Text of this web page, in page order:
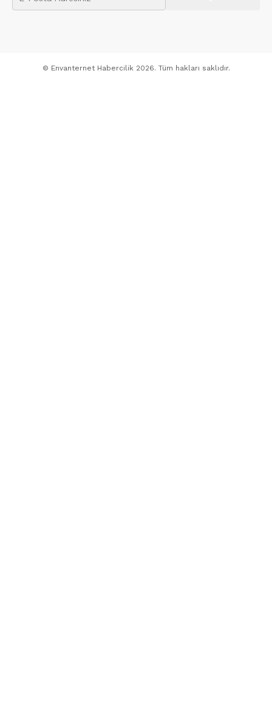
© Envanternet Habercilik 2026. Tüm hakları saklıdır.